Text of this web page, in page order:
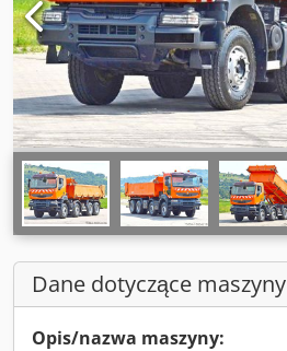
Dane dotyczące maszyny
Opis/nazwa maszyny: